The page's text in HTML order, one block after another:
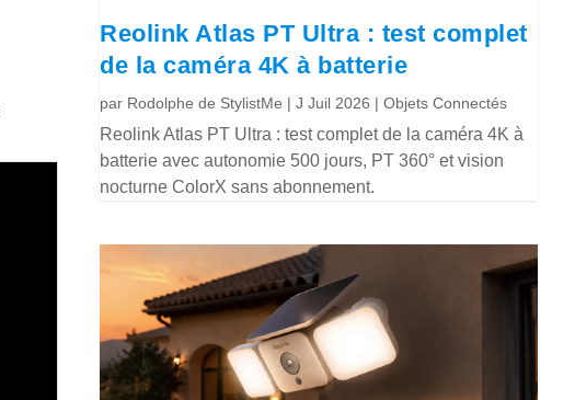
Reolink Atlas PT Ultra : test complet
de la caméra 4K à batterie
par Rodolphe de StylistMe |J Juil 2026 |Objets Connectés
Reolink Atlas PT Ultra : test complet de la caméra 4K à
batterie avec autonomie 500 jours, PT 360° et vision
nocturne ColorX sans abonnement.